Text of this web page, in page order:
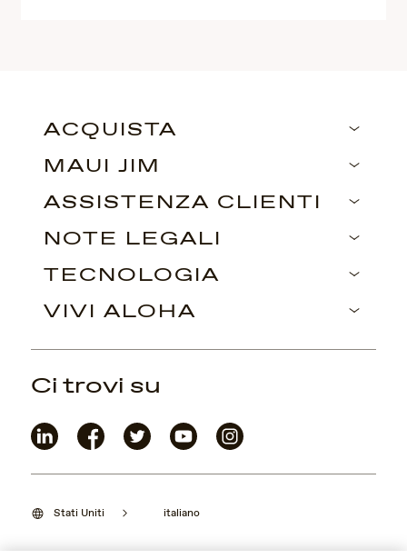
ACQUISTA
MAUI JIM
ASSISTENZA CLIENTI
NOTE LEGALI
TECNOLOGIA
VIVI ALOHA
Stati Uniti italiano
Ci trovi su